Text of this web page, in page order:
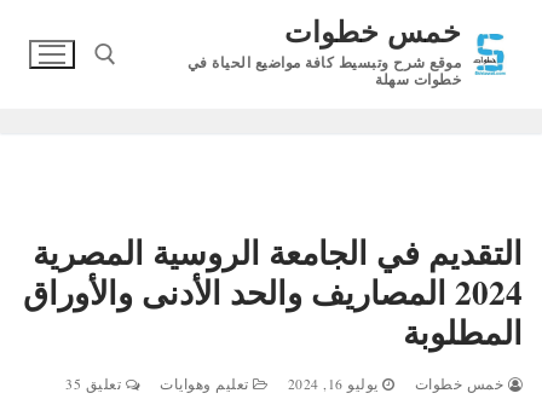
المحتوى
خمس خطوات
موقع شرح وتبسيط كافة مواضيع الحياة في
خطوات سهلة
التقديم في الجامعة الروسية المصرية
2024 المصاريف والحد الأدنى والأوراق
المطلوبة
خمس خطوات يوليو 16, 2024 تعليم وهوايات تعليق 35